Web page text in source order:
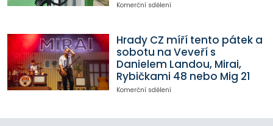
Komerční sdělení
Hrady CZ míří tento pátek a
sobotu na Veveří s
Danielem Landou, Mirai,
Rybičkami 48 nebo Mig 21
Komerční sdělení